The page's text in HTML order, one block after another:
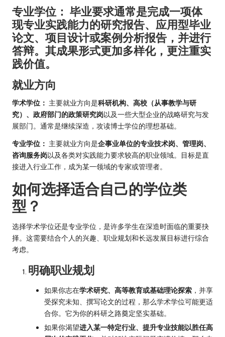
专业学位： 毕业要求通常是完成一项体
现专业实践能力的研究报告、应用型毕业
论文、项目设计或案例分析报告 ，并进行
答辩。其成果形式更加多样化，更注重实
践价值。
就业方向
学术学位： 主要就业方向是科研机构、高校（从事教学与研
究）、政府部门的政策研究岗以及一些大型企业的战略研究与发
展部门。通常是继续深造，攻读博士学位的理想基础。
专业学位： 主要就业方向是企事业单位的专业技术岗、管理岗、
咨询服务岗以及各类对实践能力要求较高的职业领域。目标是直
接进入行业工作，成为某一领域的专家或管理者。
如何选择适合自己的学位类
型？
选择学术学位还是专业学位，是许多学生在深造时面临的重要抉
择。这需要结合个人的兴趣、职业规划和长远发展目标进行综合
考虑。
明确职业规划
如果你志在学术研究、高等教育或基础理论探索 ，并享
受探究未知、撰写论文的过程，那么学术学位可能更适
合你。它为你的科研之路奠定坚实基础。
如果你渴望进入某一特定行业、提升专业技能以胜任高